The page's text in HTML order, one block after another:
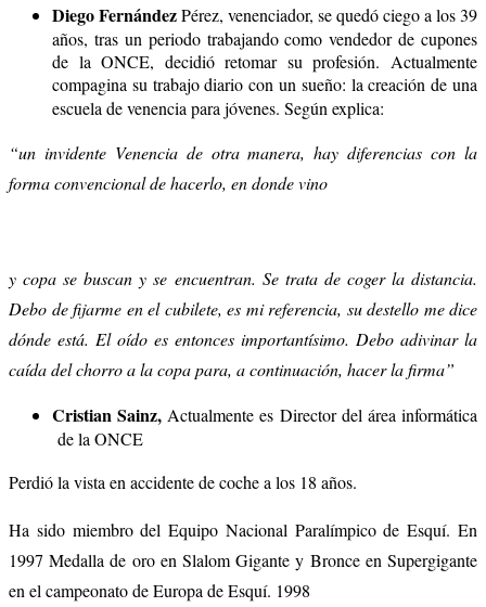
Diego FernándezPérez, venenciador, se quedó ciego a los 39
años, tras un periodo trabajando como vendedor de cupones
de la ONCE, decidió retomar su profesión. Actualmente
compagina su trabajo diario con un sueño: la creación de una
escuela de venencia para jóvenes. Según explica:
“un invidente Venencia de otra manera, hay diferencias con la
forma convencional de hacerlo, en donde vino
y copa se buscan y se encuentran. Se trata de coger la distancia.
Debo de fijarme en el cubilete, es mi referencia, su destello me dice
dónde está. El oído es entonces importantísimo. Debo adivinar la
caída del chorro a la copa para, a continuación, hacer la firma”
Cristian Sainz,Actualmente es Director del área informática
de la ONCE
Perdió la vista en accidente de coche a los 18 años.
Ha sido miembro del Equipo Nacional Paralímpico de Esquí. En
1997 Medalla de oro en Slalom Gigante y Bronce en Supergigante
en el campeonato de Europa de Esquí. 1998